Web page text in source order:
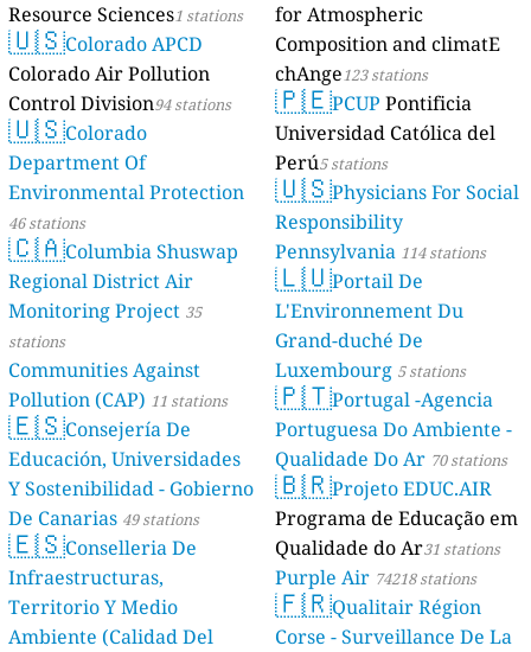
Resource Sciences1 stations
🇺🇸Colorado APCD
Colorado Air Pollution
Control Division94 stations
🇺🇸Colorado
Department Of
Environmental Protection
46 stations
🇨🇦Columbia Shuswap
Regional District Air
Monitoring Project 35
stations
Communities Against
Pollution (CAP) 11 stations
🇪🇸Consejería De
Educación, Universidades
Y Sostenibilidad - Gobierno
De Canarias 49 stations
🇪🇸Conselleria De
Infraestructuras,
Territorio Y Medio
Ambiente (Calidad Del
for Atmospheric
Composition and climatE
chAnge123 stations
🇵🇪PCUP Pontificia
Universidad Católica del
Perú5 stations
🇺🇸Physicians For Social
Responsibility
Pennsylvania 114 stations
🇱🇺Portail De
L'Environnement Du
Grand-duché De
Luxembourg 5 stations
🇵🇹Portugal -Agencia
Portuguesa Do Ambiente -
Qualidade Do Ar 70 stations
🇧🇷Projeto EDUC.AIR
Programa de Educação em
Qualidade do Ar31 stations
Purple Air 74218 stations
🇫🇷Qualitair Région
Corse - Surveillance De La